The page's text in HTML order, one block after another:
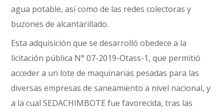
agua potable, así como de las redes colectoras y
buzones de alcantarillado.
Esta adquisición que se desarrolló obedece a la
licitación pública N° 07-2019-Otass-1, que permitió
acceder a un lote de maquinarias pesadas para las
diversas empresas de saneamiento a nivel nacional, y
a la cual SEDACHIMBOTE fue favorecida, tras las